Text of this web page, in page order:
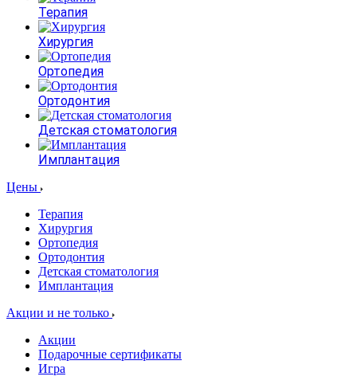
Терапия
Хирургия
Ортопедия
Ортодонтия
Детская стоматология
Имплантация
Цены
Терапия
Хирургия
Ортопедия
Ортодонтия
Детская стоматология
Имплантация
Акции и не только
Акции
Подарочные сертификаты
Игра